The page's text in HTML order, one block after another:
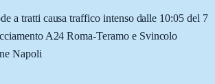
a tratti causa traffico intenso dalle 10:05 del 7
A24 Roma-Teramo e Svincolo
Napoli